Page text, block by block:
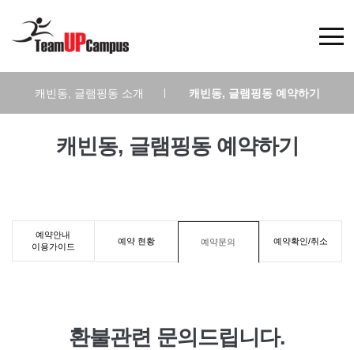
캐빈동, 글램핑동 소개 캐빈동, 글램핑동 예약하기
캐빈동, 글램핑동 예약하기
예약안내
이용가이드
예약 현황 예약문의 예약확인/취소
환불관련 문의드립니다.